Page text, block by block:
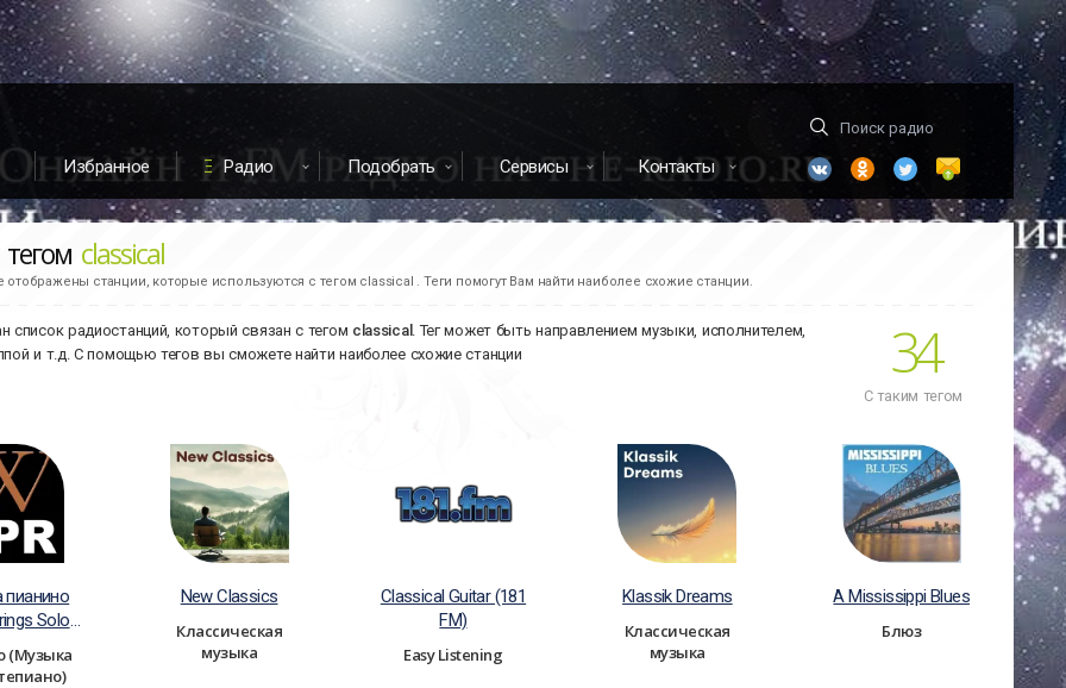
Избранное Радио Подобрать Сервисы Контакты
classical
отображены станции, которые используются с тегом classical . Теги помогут Вам найти наиболее схожие станции.
список радиостанций, который связан с тегом classical . Тег может быть направлением музыки, исполнителем,
и т.д. С помощью тегов вы сможете найти наиболее схожие станции
34
С таким тегом
пианино
Solo
(Музыка
New Classics
Классическая
музыка
Classical Guitar (181
FM)
Easy Listening
Klassik Dreams
Классическая
музыка
A Mississippi Blues
Блюз